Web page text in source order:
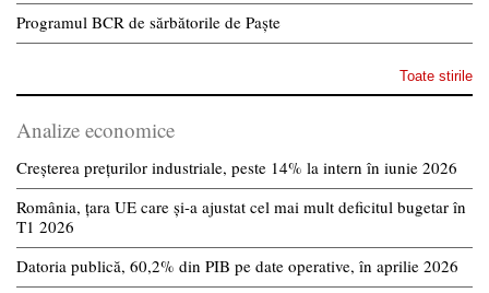
Programul BCR de sărbătorile de Paște
Toate stirile
Analize economice
Creșterea prețurilor industriale, peste 14% la intern în iunie 2026
România, țara UE care și-a ajustat cel mai mult deficitul bugetar în
T1 2026
Datoria publică, 60,2% din PIB pe date operative, în aprilie 2026